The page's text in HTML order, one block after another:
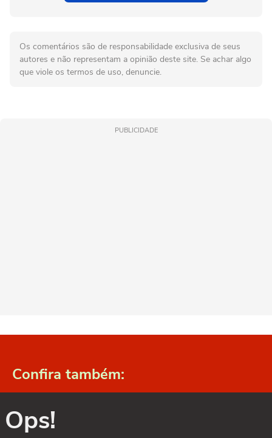
Os comentários são de responsabilidade exclusiva de seus
autores e não representam a opinião deste site. Se achar algo
que viole os termos de uso, denuncie.
PUBLICIDADE
Confira também:
Ops!